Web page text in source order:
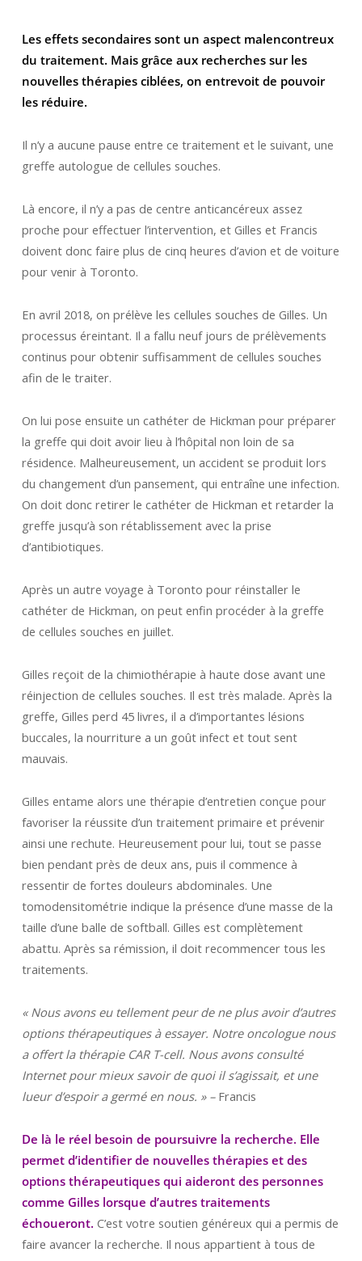
Les effets secondaires sont un aspect malencontreux
du traitement. Mais grâce aux recherches sur les
nouvelles thérapies ciblées, on entrevoit de pouvoir
les réduire.
Il n’y a aucune pause entre ce traitement et le suivant, une
greffe autologue de cellules souches.
Là encore, il n’y a pas de centre anticancéreux assez
proche pour effectuer l’intervention, et Gilles et Francis
doivent donc faire plus de cinq heures d’avion et de voiture
pour venir à Toronto.
En avril 2018, on prélève les cellules souches de Gilles. Un
processus éreintant. Il a fallu neuf jours de prélèvements
continus pour obtenir suffisamment de cellules souches
afin de le traiter.
On lui pose ensuite un cathéter de Hickman pour préparer
la greffe qui doit avoir lieu à l’hôpital non loin de sa
résidence. Malheureusement, un accident se produit lors
du changement d’un pansement, qui entraîne une infection.
On doit donc retirer le cathéter de Hickman et retarder la
greffe jusqu’à son rétablissement avec la prise
d’antibiotiques.
Après un autre voyage à Toronto pour réinstaller le
cathéter de Hickman, on peut enfin procéder à la greffe
de cellules souches en juillet.
Gilles reçoit de la chimiothérapie à haute dose avant une
réinjection de cellules souches. Il est très malade. Après la
greffe, Gilles perd 45 livres, il a d’importantes lésions
buccales, la nourriture a un goût infect et tout sent
mauvais.
Gilles entame alors une thérapie d’entretien conçue pour
favoriser la réussite d’un traitement primaire et prévenir
ainsi une rechute. Heureusement pour lui, tout se passe
bien pendant près de deux ans, puis il commence à
ressentir de fortes douleurs abdominales. Une
tomodensitométrie indique la présence d’une masse de la
taille d’une balle de softball. Gilles est complètement
abattu. Après sa rémission, il doit recommencer tous les
traitements.
« Nous avons eu tellement peur de ne plus avoir d’autres
options thérapeutiques à essayer. Notre oncologue nous
a offert la thérapie CAR T-cell. Nous avons consulté
Internet pour mieux savoir de quoi il s’agissait, et une
lueur d’espoir a germé en nous. » –Francis
De là le réel besoin de poursuivre la recherche. Elle
permet d’identifier de nouvelles thérapies et des
options thérapeutiques qui aideront des personnes
comme Gilles lorsque d’autres traitements
échoueront. C’est votre soutien généreux qui a permis de
faire avancer la recherche. Il nous appartient à tous de